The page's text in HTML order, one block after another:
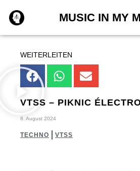
Inhalt
springen
MUSIC IN MY
WEITERLEITEN
VTSS – PIKNIC
8. August 2024
TECHNO VTSS